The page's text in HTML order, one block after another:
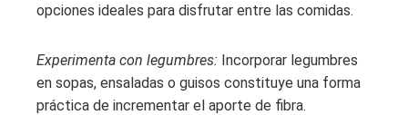
opciones ideales para disfrutar entre las comidas.
Experimenta con legumbres: Incorporar legumbres
en sopas, ensaladas o guisos constituye una forma
práctica de incrementar el aporte de fibra.